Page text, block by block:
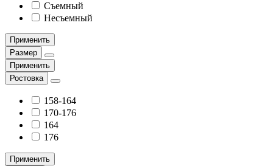
Съемный
Несъемный
Применить
Размер
Применить
Ростовка
158-164
170-176
164
176
Применить